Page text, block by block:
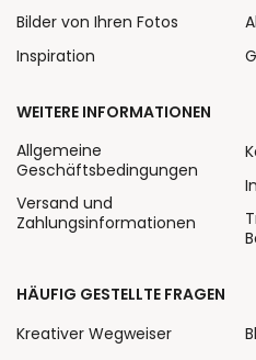
Bilder von Ihren Fotos
Inspiration
WEITERE INFORMATIONEN
Allgemeine
Geschäftsbedingungen
Versand und
Zahlungsinformationen
HÄUFIG GESTELLTE FRAGEN
Kreativer Wegweiser